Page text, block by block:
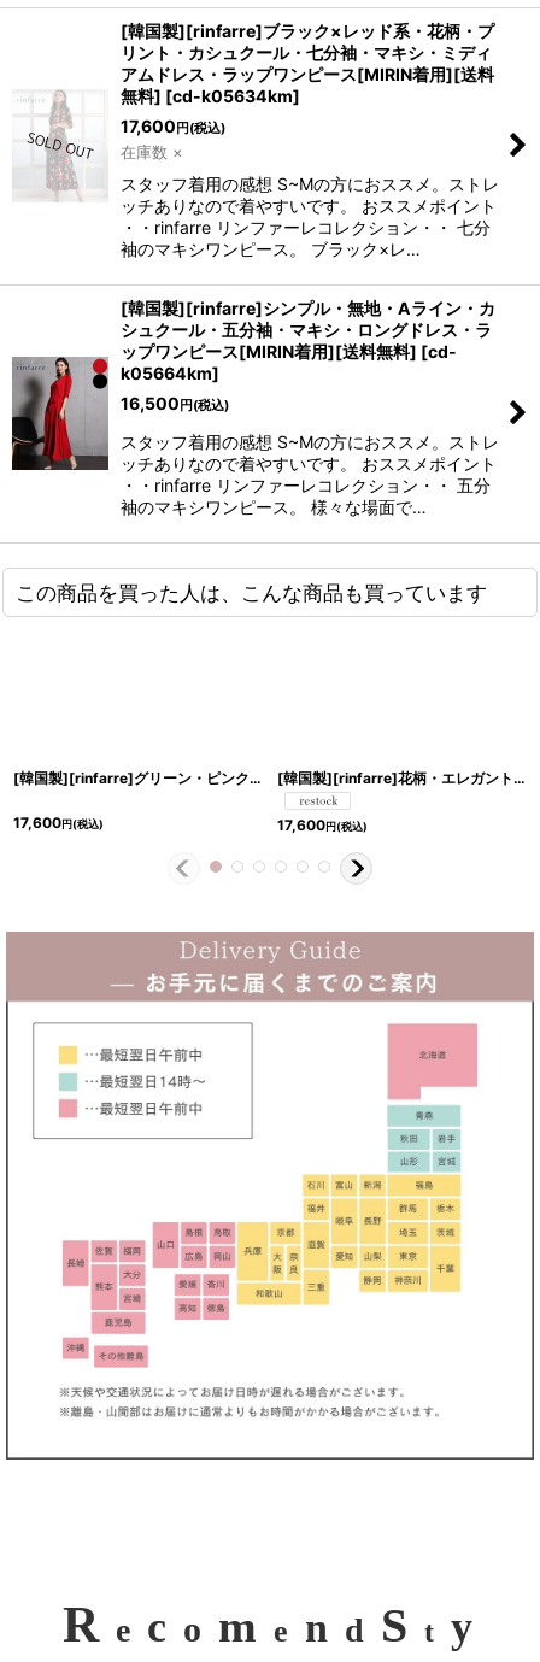
[韓国製][rinfarre]ブラック×レッド系・花柄・プ
リント・カシュクール・七分袖・マキシ・ミディ
アムドレス・ラップワンピース[MIRIN着用][送料
無料] [cd-k05634km]
17,600 円 (税込)
在庫数 ×
スタッフ着用の感想 S~Mの方におススメ。ストレ
ッチありなので着やすいです。 おススメポイント
・・rinfarre リンファーレコレクション・・ 七分
袖のマキシワンピース。 ブラック×レ…
[韓国製][rinfarre]シンプル・無地・Aライン・カ
シュクール・五分袖・マキシ・ロングドレス・ラ
ップワンピース[MIRIN着用][送料無料] [cd-
k05664km]
16,500 円 (税込)
スタッフ着用の感想 S~Mの方におススメ。ストレ
ッチありなので着やすいです。 おススメポイント
・・rinfarre リンファーレコレクション・・ 五分
袖のマキシワンピース。 様々な場面で…
この商品を買った人は、こんな商品も買っています
[韓国製][rinfarre]グリーン・ピンク・ジオメトリック・ミックスカラー・Vネック・カシュクール・七分袖・マキシ・ロングドレス・ラップ・ワンピース[MIRIN着用][送料無料]
17,600円(税込)
[韓国製][rinfarre]花柄・エレガント・ブラック・Vネック・カシュクール・七分袖・マキシ・ロングドレス・ラップ・ワンピース[薗田杏奈着用][送料無料]
17,600円(税込)
R e c o m e n d S t y